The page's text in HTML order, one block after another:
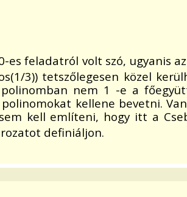
es feladatról volt szó, ugyanis
3)) tetszőlegesen közel
nem 1 -e a
kellene bevetni.
kell említeni, hogy itt a
definiáljon.